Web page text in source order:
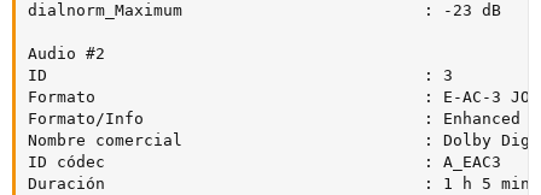
dialnorm_Maximum                         : -23 dB
Audio #2
ID                                       : 3
Formato                                  : E-AC-3 JOC
Formato/Info                             : Enhanced AC-
Nombre comercial                         : Dolby
ID códec                                 : A_EAC3
Duración                                 : 1 h 5 min